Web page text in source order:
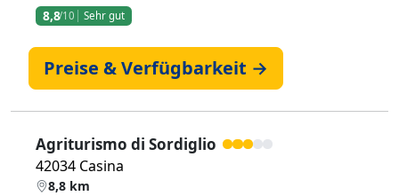
8,8/10 Sehr gut
Preise & Verfügbarkeit →
Agriturismo di Sordiglio
42034 Casina
8,8 km